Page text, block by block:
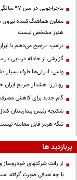
ماجراجویی در سن ۹۷ سالگی!
معاون هماهنگ‌کننده
هنوز مشخص نیست
ترامپ: ترجیح می‌دهم با
گزارشی از حادثه دریایی
ونس: ایرانی‌ها طرف بسیار
رویترز: هشدار صریح
گام جدید برای کاهش
شکنجه رئیس بیمارستان
تنگه هرمز قابل معامله نیست
پربازدید ها
از رانت‌ شرکتهای خودروساز
با چه هدفی صورت گرفته